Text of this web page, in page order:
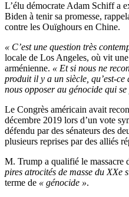
L’élu démocrate Adam Schiff a
Biden à tenir sa promesse,
contre les Ouïghours en Chine.
« C’est une question très
locale de Los Angeles, où vit
arménienne. « Et si nous ne
produit il y a un siècle, qu’est-
nous opposer au génocide qui
Le Congrès américain avait
décembre 2019 lors d’un vote
défendu par des sénateurs des
plusieurs reprises par des alliés
M. Trump a qualifié le massacre
pires atrocités de masse du XXe
terme de « génocide ».